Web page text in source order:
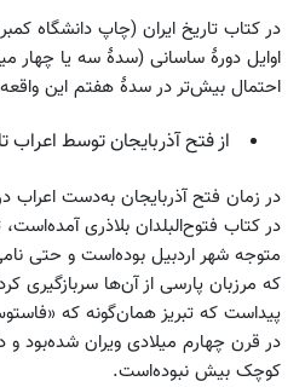
در کتاب تاریخ ایران (چاپ دانشگاه
اوایل دورهٔ ساسانی (سدهٔ سه یا چهار
احتمال بیش‌تر در سدهٔ هفتم این
از فتح آذربایجان توسط اعراب
در کتاب فتوح‌البلدان بلاذری
متوجه شهر اردبیل بوده‌است و حتی
که مرزبان پارسی از آن‌ها سربازگیری
پیداست که تبریز همان‌گونه که
در قرن چهارم میلادی ویران شده‌بود و
کوچک بیش نبوده‌است.